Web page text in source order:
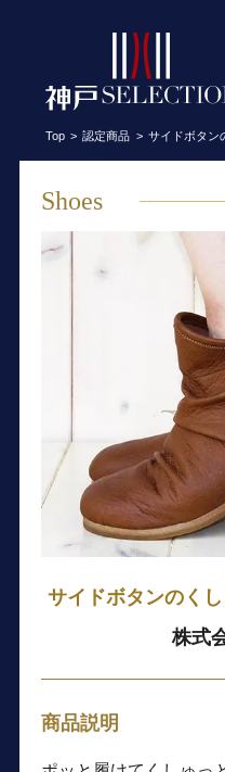
サイドボタンのく
Top 認定商品 サイドボタン
Shoes
サイドボタンのく
株式
商品説明